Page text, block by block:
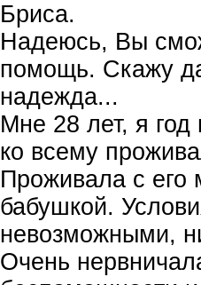
Бриса.
Надеюсь, Вы
помощь. Скажу
надежда...
Мне 28 лет, я
ко всему
Проживала с
бабушкой.
невозможными,
Очень